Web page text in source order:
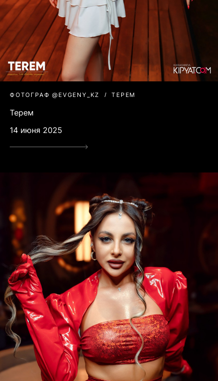
ФОТОГРАФ @EVGENY_KZ ТЕРЕМ
Терем
14 июня 2025